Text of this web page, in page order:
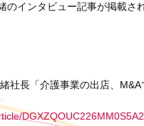
インタビュー記事が掲載され
護事業の出店、M&Aで